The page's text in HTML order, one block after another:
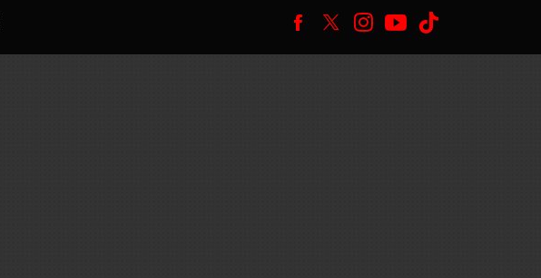
Facebook
TwitterInstagram
Youtube